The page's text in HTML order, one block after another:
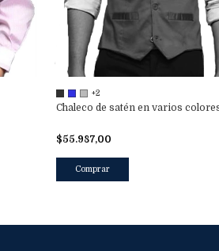
+2
Chaleco de satén en varios
$55.987,00
Comprar